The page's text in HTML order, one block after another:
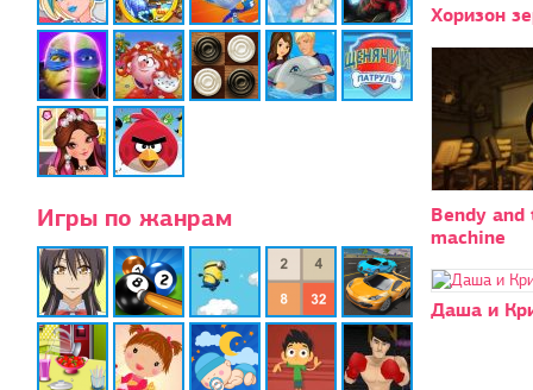
Игры по жанрам
Хоризон
Bendy
machine
Даша и